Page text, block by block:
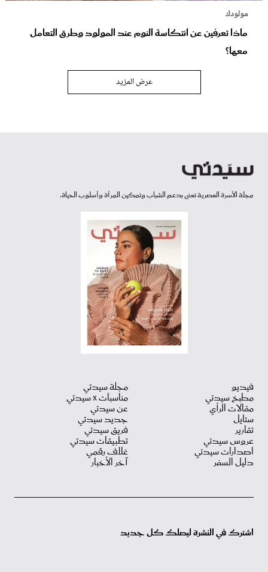
مولودك
ماذا تعرفين عن انتكاسة النوم عند المولود وطرق التعامل
معها؟
عرض المزيد
مجلة الأسرة العصرية تعنى بدعم الشباب وتمكين المرأة وأسلوب الحياة.
فيديو
مطبخ سيدتي
مقالات الرأي
ستايل
تقارير
عروس سيدتي
اصدارات سيدتي
دليل السفر
مجلة سيدتي
مناسبات X سيدتي
عن سيدتي
جديد سيدتي
فريق سيدتي
تطبيقات سيدتي
غلاف رقمي
آخر الأخبار
اشترك في النشرة ليصلك كل جديد